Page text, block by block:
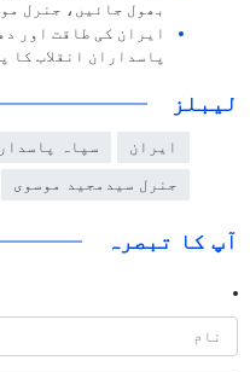
بھول جائیں، جنرل
ایران کی طاقت اور
پاسداران انقلاب کا
لیبلز
ایران سپاہ
جنرل سیدمجید موسوی
آپ کا تبصرہ